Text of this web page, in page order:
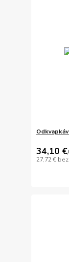
34,10 €/
27,72 €